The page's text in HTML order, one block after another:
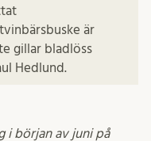
är
gillar bladlöss
Hedlund.
i början av juni på